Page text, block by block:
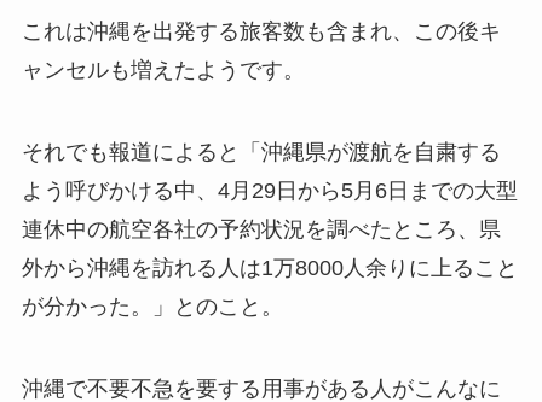
これは沖縄を出発する旅客数も含まれ、この後キ
ャンセルも増えたようです。
それでも報道によると「沖縄県が渡航を自粛する
よう呼びかける中、4月29日から5月6日までの大型
連休中の航空各社の予約状況を調べたところ、県
外から沖縄を訪れる人は1万8000人余りに上ること
が分かった。」とのこと。
沖縄で不要不急を要する用事がある人がこんなに